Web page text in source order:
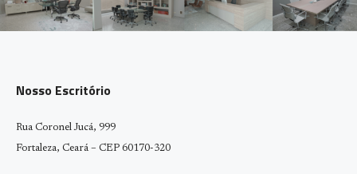
Nosso Escritório
Rua Coronel Jucá, 999
Fortaleza, Ceará – CEP 60170-320